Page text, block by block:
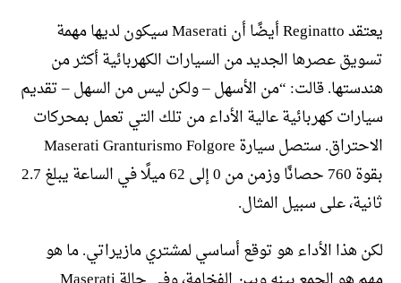
يعتقد Reginatto أيضًا أن Maserati سيكون لديها مهمة
تسويق عصرها الجديد من السيارات الكهربائية أكثر من
هندستها. قالت: “من الأسهل – ولكن ليس من السهل – تقديم
سيارات كهربائية عالية الأداء من تلك التي تعمل بمحركات
الاحتراق. ستصل سيارة Maserati Granturismo Folgore
بقوة 760 حصانًا وزمن من 0 إلى 62 ميلًا في الساعة يبلغ 2.7
ثانية، على سبيل المثال.
لكن هذا الأداء هو توقع أساسي لمشتري مازيراتي. ما هو